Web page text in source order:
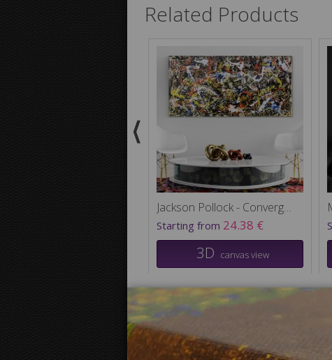
Related Products
Jackson Pollock - Convergence
Starting from 24.38 €
3D canvas view